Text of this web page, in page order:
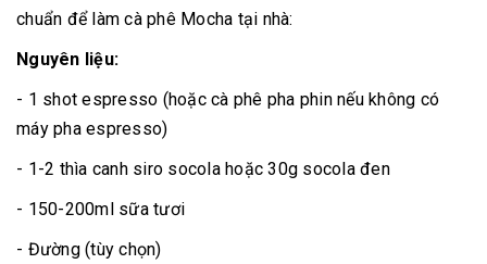
chuẩn để làm cà phê Mocha tại nhà:
Nguyên liệu:
- 1 shot espresso (hoặc cà phê pha phin nếu không có
máy pha espresso)
- 1-2 thìa canh siro socola hoặc 30g socola đen
- 150-200ml sữa tươi
- Đường (tùy chọn)